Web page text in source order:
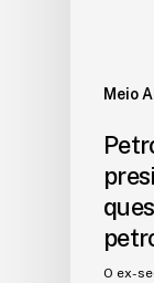
Meio
O ex-